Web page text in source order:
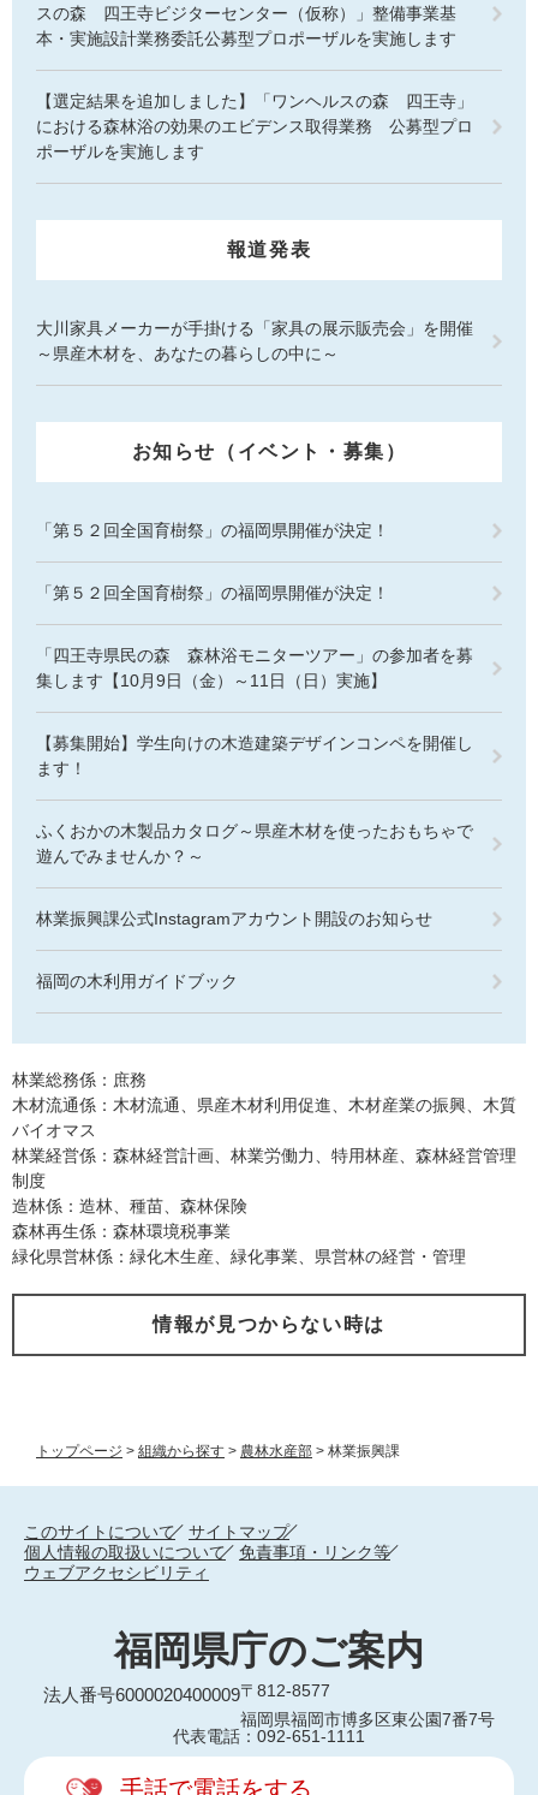
トップページ > 組織から探す > 農林水産部 > 林業振興課
スの森 四王寺ビジターセンター（仮称）」整備事業基
本・実施設計業務委託公募型プロポーザルを実施します
【選定結果を追加しました】「ワンヘルスの森 四王寺」
における森林浴の効果のエビデンス取得業務 公募型プロ
ポーザルを実施します
報道発表
大川家具メーカーが手掛ける「家具の展示販売会」を開催
～県産木材を、あなたの暮らしの中に～
お知らせ（イベント・募集）
「第５２回全国育樹祭」の福岡県開催が決定！
「第５２回全国育樹祭」の福岡県開催が決定！
「四王寺県民の森 森林浴モニターツアー」の参加者を募
集します【10月9日（金）～11日（日）実施】
【募集開始】学生向けの木造建築デザインコンペを開催し
ます！
ふくおかの木製品カタログ～県産木材を使ったおもちゃで
遊んでみませんか？～
林業振興課公式Instagramアカウント開設のお知らせ
福岡の木利用ガイドブック
林業総務係：庶務
木材流通係：木材流通、県産木材利用促進、木材産業の振興、木質
バイオマス
林業経営係：森林経営計画、林業労働力、特用林産、森林経営管理
制度
造林係：造林、種苗、森林保険
森林再生係：森林環境税事業
緑化県営林係：緑化木生産、緑化事業、県営林の経営・管理
情報が見つからない時は
このサイトについて
サイトマップ
個人情報の取扱いについて
免責事項・リンク等
ウェブアクセシビリティ
福岡県庁のご案内
法人番号6000020400009〒812-8577
福岡県福岡市博多区東公園7番7号
代表電話：092-651-1111
手話で電話をする